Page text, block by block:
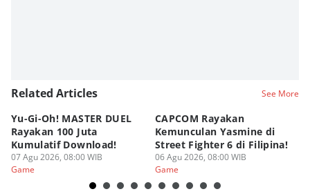
Related Articles See More
Yu-Gi-Oh! MASTER DUEL
Rayakan 100 Juta
Kumulatif Download!
07 Agu 2026, 08:00 WIB
Game
CAPCOM Rayakan
Kemunculan Yasmine di
Street Fighter 6 di Filipina!
06 Agu 2026, 08:00 WIB
Game